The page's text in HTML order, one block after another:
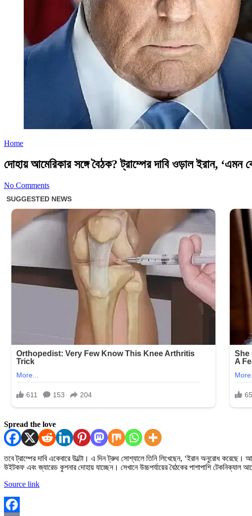
Home
দোহায় আমেরিকার সঙ্গে বৈঠক? ট্রাম্পের দাবি ওড়াল ইরান, ‘এমন
No Comments
Spread the love
তবে ট্রাম্পের দাবি একেবারে উল্টো। এ দিন ট্রুথ সোশ্যালে তিনি লিখেছেন, ‘ইরান অনুরোধ করেছে।
উইটকফ এবং জ্যারেড কুশনার দোহায় যাচ্ছেন। সেখানে উচ্চপর্যায়ের বৈঠকের পাশাপাশি টেকনিক্যাল
Source link